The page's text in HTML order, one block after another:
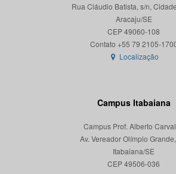
Rua Cláudio Batista, s/n,
Aracaju/SE
CEP 49060-108
Localização
Campus Itabaiana
Campus Prof. Alberto
Av. Vereador Olímpio
Itabaiana/SE
CEP 49506-036